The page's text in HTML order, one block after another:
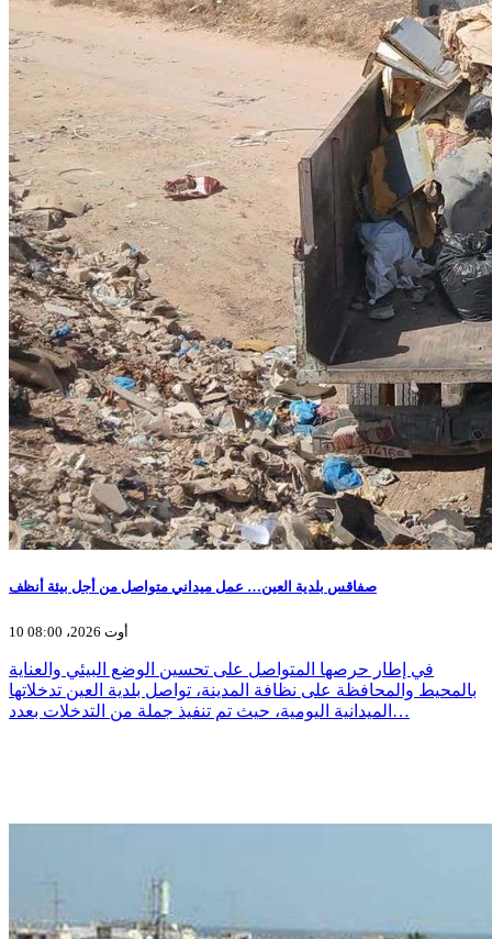
صفاقس بلدية العين… عمل ميداني متواصل من أجل بيئة أنظف
10 أوت 2026، 08:00
في إطار حرصها المتواصل على تحسين الوضع البيئي والعناية
بالمحيط والمحافظة على نظافة المدينة، تواصل بلدية العين تدخلاتها
الميدانية اليومية، حيث تم تنفيذ جملة من التدخلات بعدد…